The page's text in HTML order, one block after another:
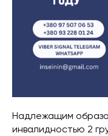
Надлежащим
инвалидностью 2